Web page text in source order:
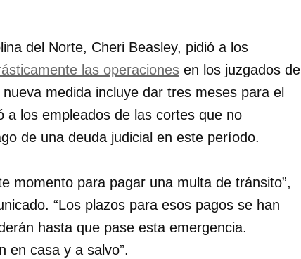
del Norte, Cheri Beasley, pidió a los
las operaciones en los juzgados de
nueva medida incluye dar tres meses para el
los empleados de las cortes que no
de una deuda judicial en este período.
momento para pagar una multa de tránsito ,
Los plazos para esos pagos se han
hasta que pase esta emergencia.
en casa y a salvo .